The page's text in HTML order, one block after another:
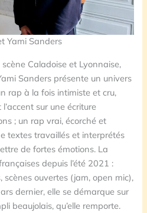
Yami Sanders
Caladoise et Lyonnaise,
Sanders présente un univers
rap à la fois intimiste et cru,
sur une écriture
; un rap vrai, écorché et
textes travaillés et interprétés
de fortes émotions. La
depuis l’été 2021 :
scènes ouvertes (jam, open mic),
dernier, elle se démarque sur
beaujolais, qu’elle remporte.